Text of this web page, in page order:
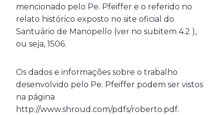
mencionado pelo Pe. Pfeiffer e o referido no
relato histórico exposto no site oficial do
Santuário de Manopello (ver no subitem 4.2 ),
ou seja, 1506.
Os dados e informações sobre o trabalho
desenvolvido pelo Pe. Pfeiffer podem ser vistos
na página
http://www.shroud.com/pdfs/roberto.pdf.